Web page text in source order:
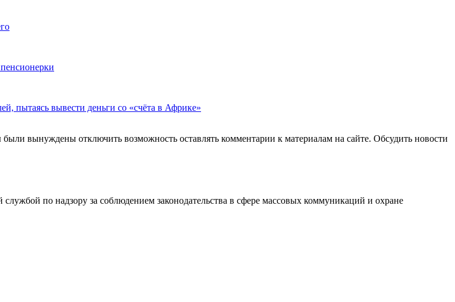
пытаясь вывести деньги со «счёта в Африке»
вынуждены отключить возможность оставлять комментарии к материалам на сайте. Обсудить новости
по надзору за соблюдением законодательства в сфере массовых коммуникаций и охране